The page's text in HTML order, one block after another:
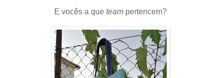
E vocês a que team pertencem?